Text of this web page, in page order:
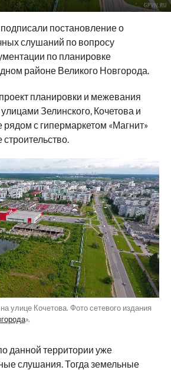
постановление о
слушаний по вопросу
по планировке
районе Великого Новгорода.
планировки и межевания
Зелинского, Кочетова и
рядом с гипермаркетом «Магнит»
улице Кочетова. Фото сетевого издания
».
данной территории уже
слушания. Тогда земельные